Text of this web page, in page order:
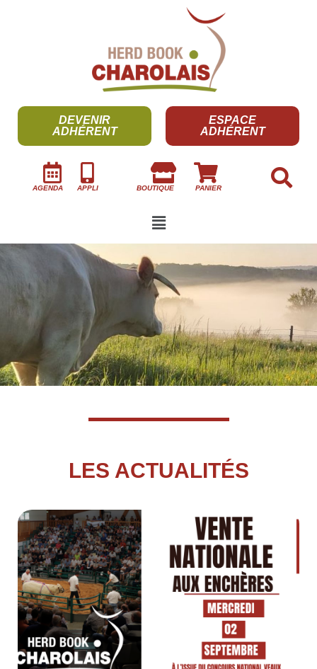
DEVENIR
ADHÉRENT
ESPACE
ADHÉRENT
AGENDA APPLI BOUTIQUE PANIER
LES ACTUALITÉS